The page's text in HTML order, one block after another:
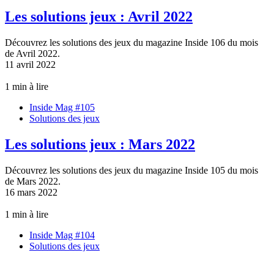
Les solutions jeux : Avril 2022
Découvrez les solutions des jeux du magazine Inside 106 du mois
de Avril 2022.
11 avril 2022
1 min à lire
Inside Mag #105
Solutions des jeux
Les solutions jeux : Mars 2022
Découvrez les solutions des jeux du magazine Inside 105 du mois
de Mars 2022.
16 mars 2022
1 min à lire
Inside Mag #104
Solutions des jeux